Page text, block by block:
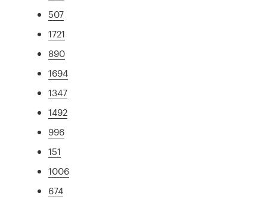
507
1721
890
1694
1347
1492
996
151
1006
674